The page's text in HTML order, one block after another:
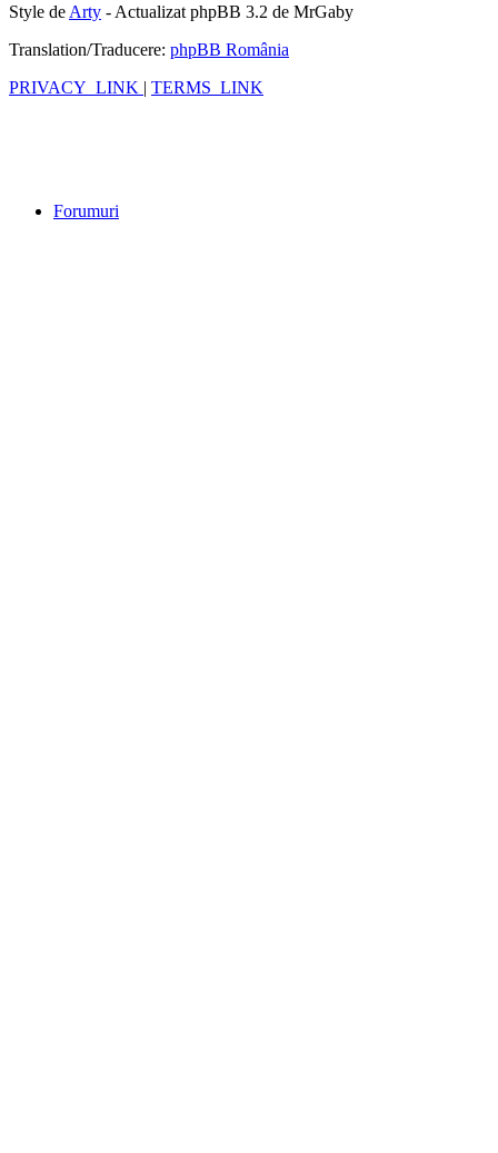
Style de Arty - Actualizat phpBB 3.2 de MrGaby
Translation/Traducere: phpBB România
PRIVACY_LINK | TERMS_LINK
Forumuri